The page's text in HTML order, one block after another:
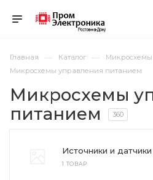
Главная — Каталог — Микросхемы
Микросхемы управления питанием
Микросхемы
питанием
360
Источники и датчики
1 ТОВАР